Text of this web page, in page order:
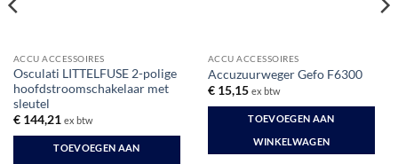
ACCU ACCESSOIRES
Osculati LITTELFUSE 2-polige
hoofdstroomschakelaar met
sleutel
€144,21 ex btw
TOEVOEGEN AAN
ACCU ACCESSOIRES
Accuzuurweger Gefo F6300
€15,15 ex btw
TOEVOEGEN AAN
WINKELWAGEN